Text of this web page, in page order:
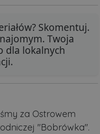
Skomentuj.
Twoja
dla lokalnych
za Ostrowem
"Bobrówka".